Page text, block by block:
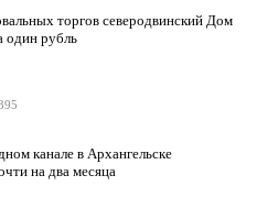
торгов северодвинский Дом
один рубль
канале в Архангельске
на два месяца